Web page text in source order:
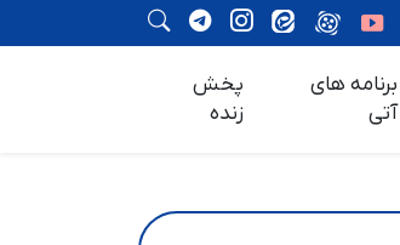
برنامه های
آتی
پخش
زنده